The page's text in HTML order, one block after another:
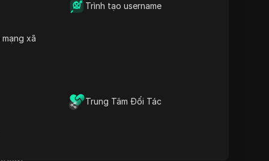
Trình tạo username
xã
Trung Tâm Đối Tác
các
API
khác
trình
các